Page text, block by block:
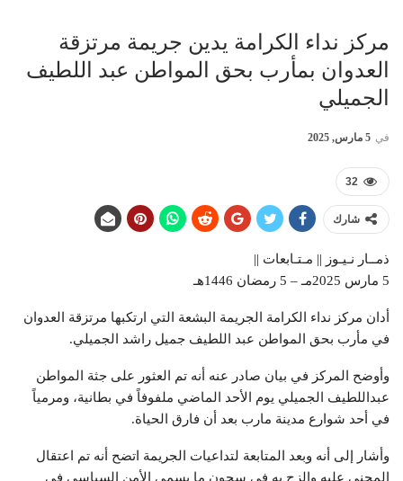
مركز نداء الكرامة يدين جريمة مرتزقة
العدوان بمأرب بحق المواطن عبد اللطيف
الجميلي
في 5 مارس, 2025
32
شارك
ذمــار نـيـوز || مـتـابعات ||
5 مارس 2025مـ – 5 رمضان 1446هـ
أدان مركز نداء الكرامة الجريمة البشعة التي ارتكبها مرتزقة العدوان
في مأرب بحق المواطن عبد اللطيف جميل راشد الجميلي.
وأوضح المركز في بيان صادر عنه أنه تم العثور على جثة المواطن
عبداللطيف الجميلي يوم الأحد الماضي ملفوفاً في بطانية، ومرمياً
في أحد شوارع مدينة مارب بعد أن فارق الحياة.
وأشار إلى أنه وبعد المتابعة لتداعيات الجريمة اتضح أنه تم اعتقال
المجني عليه والزج به في سجون ما يسمى الأمن السياسي في